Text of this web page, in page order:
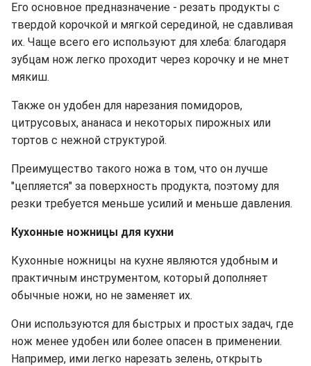
Его основное предназначение - резать продукты с
твердой корочкой и мягкой серединой, не сдавливая
их. Чаще всего его используют для хлеба: благодаря
зубцам нож легко проходит через корочку и не мнет
мякиш.
Также он удобен для нарезания помидоров,
цитрусовых, ананаса и некоторых пирожных или
тортов с нежной структурой.
Преимущество такого ножа в том, что он лучше
"цепляется" за поверхность продукта, поэтому для
резки требуется меньше усилий и меньше давления.
Кухонные ножницы для кухни
Кухонные ножницы на кухне являются удобным и
практичным инструментом, который дополняет
обычные ножи, но не заменяет их.
Они используются для быстрых и простых задач, где
нож менее удобен или более опасен в применении.
Например, ими легко нарезать зелень, открыть